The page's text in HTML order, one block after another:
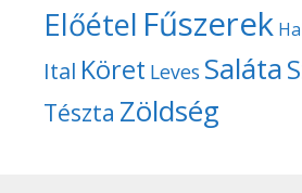
Előétel Fűszerek
Ital Köret Leves Saláta
Tészta Zöldség